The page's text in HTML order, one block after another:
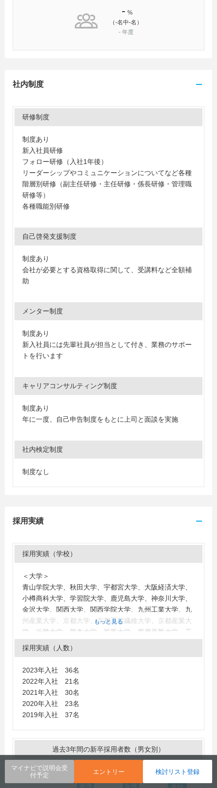
マイナビで説明会受
付予定
エントリー 検討リスト登録
- %
（-名中-名）
- 年度
社内制度
研修制度
制度あり
新入社員研修
フォロー研修（入社1年後）
リーダーシップやコミュニケーションについてなど各種
階層別研修（副主任研修・主任研修・係長研修・管理職
研修等）
各種職能別研修
自己啓発支援制度
制度あり
会社が必要とする資格取得に関して、受講料など全額補
助
メンター制度
制度あり
新入社員には先輩社員が担当として付き、業務のサポー
トを行います
キャリアコンサルティング制度
制度あり
年に一度、自己申告制度をもとに上司と面談を実施
社内検定制度
制度なし
採用実績
採用実績（学校）
＜大学＞
青山学院大学、秋田大学、宇都宮大学、大阪経済大学、
小樽商科大学、学習院大学、鹿児島大学、神奈川大学、
金沢大学、関西大学、関西学院大学、九州工業大学、九
州産業大学、京都大学、京都工芸繊維大学、京都産業大
学、近畿大学、熊本大学、群馬大学、慶應義塾大学、工
学院大学、高知工科大学、甲南大学、神戸大学、国士舘
大学、駒澤大学、埼玉大学、佐賀大学、静岡大学、芝浦
工業大学、信州大学、成城大学、専修大学、高千穂大
学、玉川大学、千葉大学、千葉工業大学、中央大学、帝
京科学大学（東京）、東海大学、東京大学、東京経済大
学、東京工科大学、東京工業大学、東京電機大学、東京
都市大学、東京農工大学、東京理科大学、同志社大学、
学、長岡技術科学大学、名古屋学院大学、名古屋工業大
岡大学、福島大学、佛教大学、法政大学、北海道大学、
宮崎大学、武蔵大学、武蔵野大学、室蘭工業大学、明治
大学、明治学院大学、桃山学院大学、山形大学、横浜国
もっと見る
採用実績（人数）
2023年入社 36名
2022年入社 21名
2021年入社 30名
2020年入社 23名
2019年入社 37名
過去3年間の新卒採用者数（男女別）